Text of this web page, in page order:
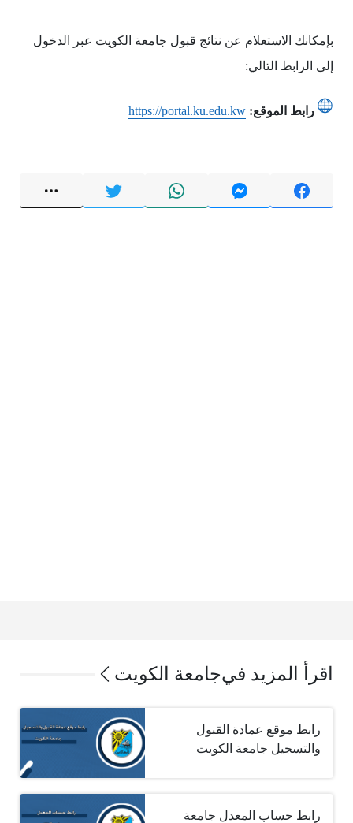
بإمكانك الاستعلام عن نتائج قبول جامعة الكويت عبر الدخول
إلى الرابط التالي:
رابط الموقع: https://portal.ku.edu.kw
اقرأ المزيد فيجامعة الكويت
رابط موقع عمادة القبول
والتسجيل جامعة الكويت
رابط حساب المعدل جامعة